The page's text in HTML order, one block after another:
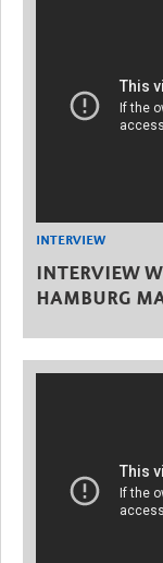
INTERVIEW
INTERVIEW
HAMBURG